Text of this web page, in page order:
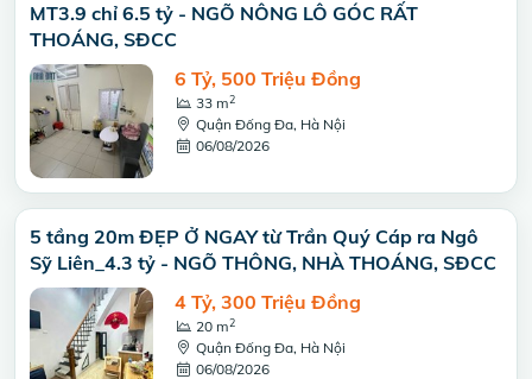
MT3.9 chỉ 6.5 tỷ - NGÕ NÔNG LÔ GÓC RẤT
THOÁNG, SĐCC
6 Tỷ, 500 Triệu Đồng
33 m2
Quận Đống Đa, Hà Nội
06/08/2026
5 tầng 20m ĐẸP Ở NGAY từ Trần Quý Cáp ra Ngô
Sỹ Liên_4.3 tỷ - NGÕ THÔNG, NHÀ THOÁNG, SĐCC
4 Tỷ, 300 Triệu Đồng
20 m2
Quận Đống Đa, Hà Nội
06/08/2026